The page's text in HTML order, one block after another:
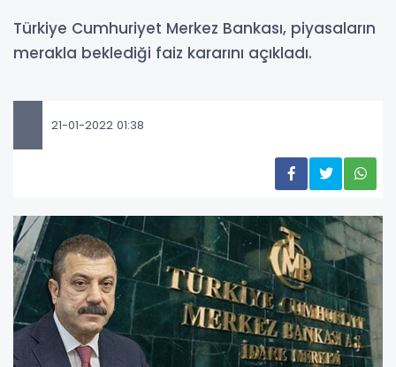
Türkiye Cumhuriyet Merkez Bankası, piyasaların
merakla beklediği faiz kararını açıkladı.
21-01-2022 01:38